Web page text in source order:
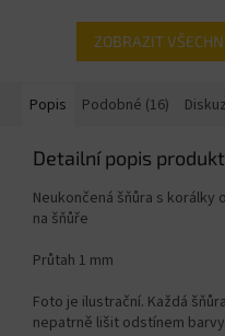
ZOBRAZIT
Popis Podobné (16)
Detailní popis
Neukončená šňůra s korálky
na šňůře
Průtah 1 mm
Foto je ilustrační. Každá
nepatrně lišit odstínem